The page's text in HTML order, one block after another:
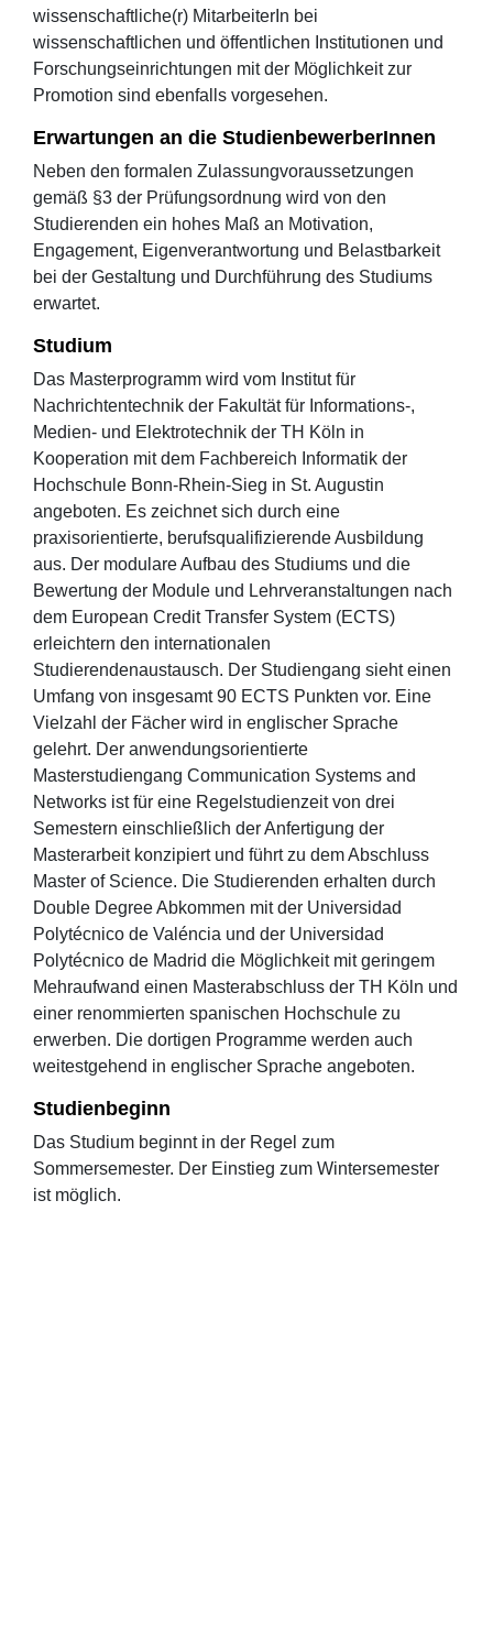
wissenschaftliche(r) MitarbeiterIn bei
wissenschaftlichen und öffentlichen Institutionen und
Forschungseinrichtungen mit der Möglichkeit zur
Promotion sind ebenfalls vorgesehen.
Erwartungen an die StudienbewerberInnen
Neben den formalen Zulassungvoraussetzungen
gemäß §3 der Prüfungsordnung wird von den
Studierenden ein hohes Maß an Motivation,
Engagement, Eigenverantwortung und Belastbarkeit
bei der Gestaltung und Durchführung des Studiums
erwartet.
Studium
Das Masterprogramm wird vom Institut für
Nachrichtentechnik der Fakultät für Informations-,
Medien- und Elektrotechnik der TH Köln in
Kooperation mit dem Fachbereich Informatik der
Hochschule Bonn-Rhein-Sieg in St. Augustin
angeboten. Es zeichnet sich durch eine
praxisorientierte, berufsqualifizierende Ausbildung
aus. Der modulare Aufbau des Studiums und die
Bewertung der Module und Lehrveranstaltungen nach
dem European Credit Transfer System (ECTS)
erleichtern den internationalen
Studierendenaustausch. Der Studiengang sieht einen
Umfang von insgesamt 90 ECTS Punkten vor. Eine
Vielzahl der Fächer wird in englischer Sprache
gelehrt. Der anwendungsorientierte
Masterstudiengang Communication Systems and
Networks ist für eine Regelstudienzeit von drei
Semestern einschließlich der Anfertigung der
Masterarbeit konzipiert und führt zu dem Abschluss
Master of Science. Die Studierenden erhalten durch
Double Degree Abkommen mit der Universidad
Polytécnico de Valéncia und der Universidad
Polytécnico de Madrid die Möglichkeit mit geringem
Mehraufwand einen Masterabschluss der TH Köln und
einer renommierten spanischen Hochschule zu
erwerben. Die dortigen Programme werden auch
weitestgehend in englischer Sprache angeboten.
Studienbeginn
Das Studium beginnt in der Regel zum
Sommersemester. Der Einstieg zum Wintersemester
ist möglich.